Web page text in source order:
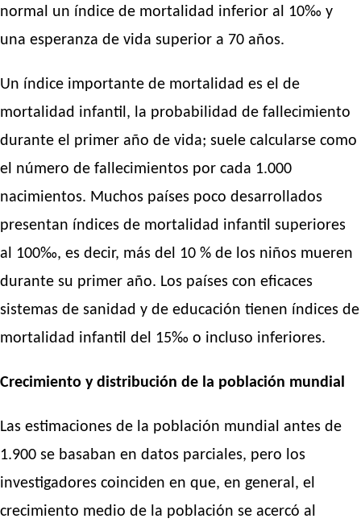
normal un índice de mortalidad inferior al 10‰ y
una esperanza de vida superior a 70 años.
Un índice importante de mortalidad es el de
mortalidad infantil, la probabilidad de fallecimiento
durante el primer año de vida; suele calcularse como
el número de fallecimientos por cada 1.000
nacimientos. Muchos países poco desarrollados
presentan índices de mortalidad infantil superiores
al 100‰, es decir, más del 10 % de los niños mueren
durante su primer año. Los países con eficaces
sistemas de sanidad y de educación tienen índices de
mortalidad infantil del 15‰ o incluso inferiores.
Crecimiento y distribución de la población mundial
Las estimaciones de la población mundial antes de
1.900 se basaban en datos parciales, pero los
investigadores coinciden en que, en general, el
crecimiento medio de la población se acercó al